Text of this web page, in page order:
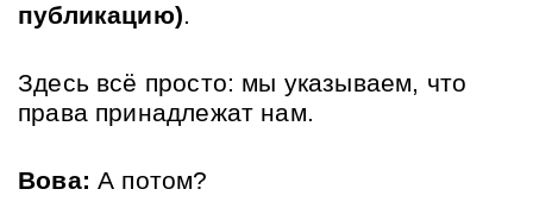
публикацию).
Здесь всё просто: мы указываем, что
права принадлежат нам.
Вова: А потом?